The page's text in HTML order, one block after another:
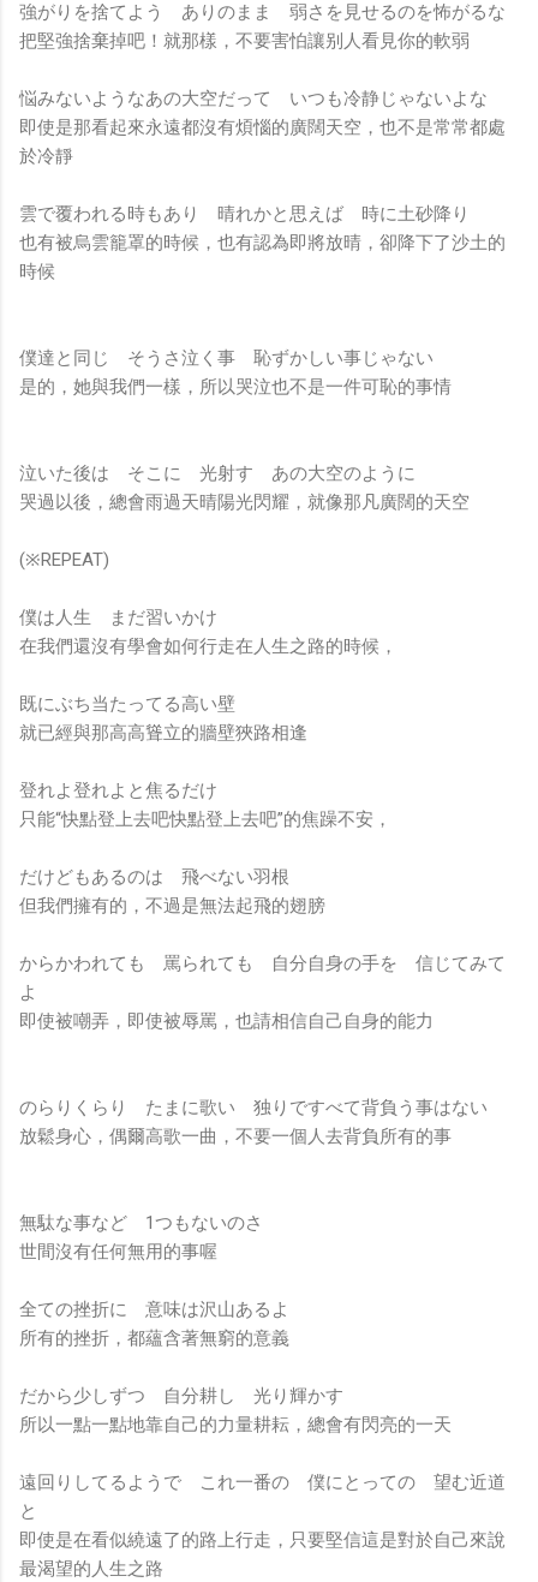
強がりを捨てよう ありのまま 弱さを見せるのを怖がるな
把堅強捨棄掉吧！就那樣，不要害怕讓别人看見你的軟弱
悩みないようなあの大空だって いつも冷静じゃないよな
即使是那看起來永遠都沒有煩惱的廣闊天空，也不是常常都處
於冷靜
雲で覆われる時もあり 晴れかと思えば 時に土砂降り
也有被烏雲籠罩的時候，也有認為即將放晴，卻降下了沙土的
時候
僕達と同じ そうさ泣く事 恥ずかしい事じゃない
是的，她與我們一樣，所以哭泣也不是一件可恥的事情
泣いた後は そこに 光射す あの大空のように
哭過以後，總會雨過天晴陽光閃耀，就像那凡廣闊的天空
(※REPEAT)
僕は人生 まだ習いかけ
在我們還沒有學會如何行走在人生之路的時候，
既にぶち当たってる高い壁
就已經與那高高聳立的牆壁狹路相逢
登れよ登れよと焦るだけ
只能“快點登上去吧快點登上去吧”的焦躁不安，
だけどもあるのは 飛べない羽根
但我們擁有的，不過是無法起飛的翅膀
からかわれても 罵られても 自分自身の手を 信じてみて
よ
即使被嘲弄，即使被辱罵，也請相信自己自身的能力
のらりくらり たまに歌い 独りですべて背負う事はない
放鬆身心，偶爾高歌一曲，不要一個人去背負所有的事
無駄な事など 1つもないのさ
世間沒有任何無用的事喔
全ての挫折に 意味は沢山あるよ
所有的挫折，都蘊含著無窮的意義
だから少しずつ 自分耕し 光り輝かす
所以一點一點地靠自己的力量耕耘，總會有閃亮的一天
遠回りしてるようで これ一番の 僕にとっての 望む近道
と
即使是在看似繞遠了的路上行走，只要堅信這是對於自己來說
最渴望的人生之路